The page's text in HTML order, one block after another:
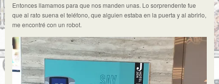
Entonces llamamos para que nos manden unas. Lo sorprendente fue
que al rato suena el teléfono, que alguien estaba en la puerta y al abrirlo,
me encontré con un robot.